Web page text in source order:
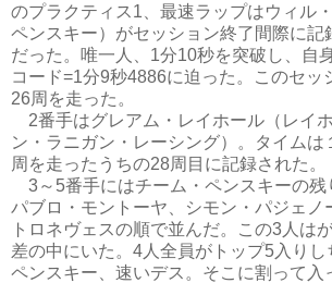
のプラクティス1、最速ラップはウィル
ペンスキー）がセッション終了間際に記
だった。唯一人、1分10秒を突破し、自
コード=1分9秒4886に迫った。このセッ
26周を走った。
2番手はグレアム・レイホール（レイ
ン・ラニガン・レーシング）。タイムは
周を走ったうちの28周目に記録された。
3～5番手にはチーム・ペンスキーの残
パブロ・モントーヤ、シモン・パジェノ
トロネヴェスの順で並んだ。この3人は
差の中にいた。4人全員がトップ5入りし
ペンスキー、速いデス。そこに割って入